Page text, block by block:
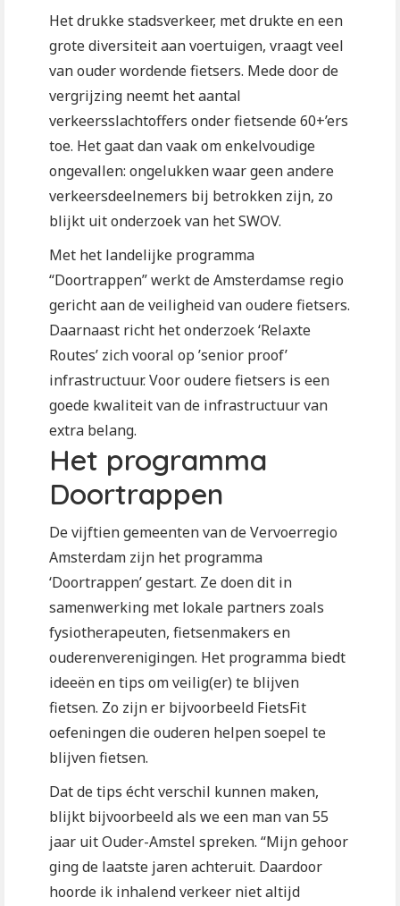
Het drukke stadsverkeer, met drukte en een
grote diversiteit aan voertuigen, vraagt veel
van ouder wordende fietsers. Mede door de
vergrijzing neemt het aantal
verkeersslachtoffers onder fietsende 60+’ers
toe. Het gaat dan vaak om enkelvoudige
ongevallen: ongelukken waar geen andere
verkeersdeelnemers bij betrokken zijn, zo
blijkt uit onderzoek van het SWOV.
Met het landelijke programma
“Doortrappen” werkt de Amsterdamse regio
gericht aan de veiligheid van oudere fietsers.
Daarnaast richt het onderzoek ‘Relaxte
Routes’ zich vooral op ’senior proof’
infrastructuur. Voor oudere fietsers is een
goede kwaliteit van de infrastructuur van
extra belang.
Het programma
Doortrappen
De vijftien gemeenten van de Vervoerregio
Amsterdam zijn het programma
‘Doortrappen’ gestart. Ze doen dit in
samenwerking met lokale partners zoals
fysiotherapeuten, fietsenmakers en
ouderenverenigingen. Het programma biedt
ideeën en tips om veilig(er) te blijven
fietsen. Zo zijn er bijvoorbeeld FietsFit
oefeningen die ouderen helpen soepel te
blijven fietsen.
Dat de tips écht verschil kunnen maken,
blijkt bijvoorbeeld als we een man van 55
jaar uit Ouder-Amstel spreken. “Mijn gehoor
ging de laatste jaren achteruit. Daardoor
hoorde ik inhalend verkeer niet altijd